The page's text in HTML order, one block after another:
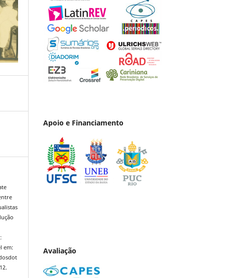
em:
Apoio e Financiamento
Avaliação